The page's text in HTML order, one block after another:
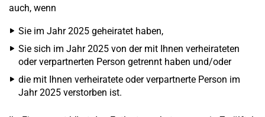
auch, wenn
Sie im Jahr 2025 geheiratet haben,
Sie sich im Jahr 2025 von der mit Ihnen verheirateten
oder verpartnerten Person getrennt haben und/oder
die mit Ihnen verheiratete oder verpartnerte Person im
Jahr 2025 verstorben ist.